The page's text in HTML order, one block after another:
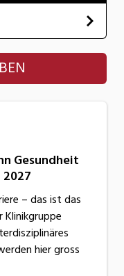
Gesundheit
– das ist das
hier gross